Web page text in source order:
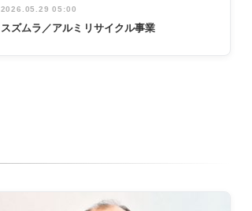
2026.05.29 05:00
スズムラ／アルミリサイクル事業